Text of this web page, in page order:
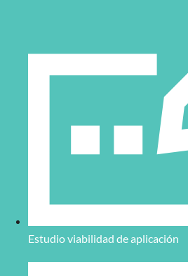
Estudio viabilidad de aplicación